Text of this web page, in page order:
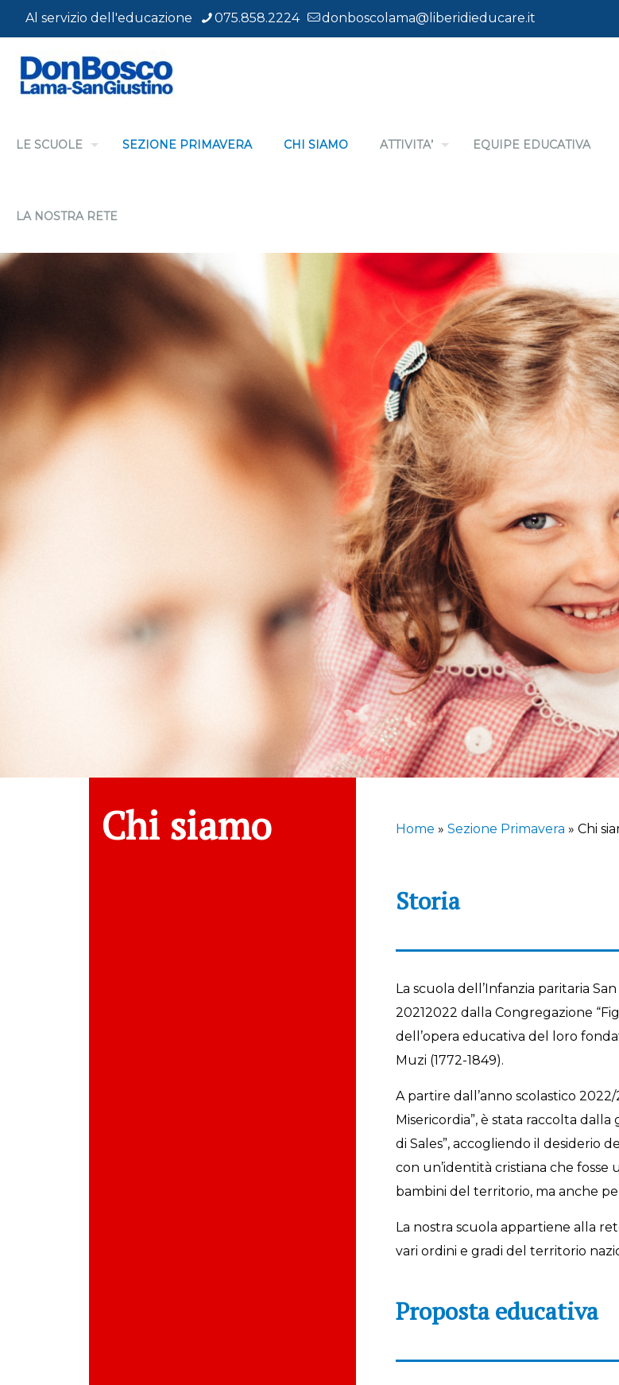
Al servizio dell'educazione 075.858.2224 donboscolama@liberidieducare.it
LE SCUOLE SEZIONE PRIMAVERA CHI SIAMO ATTIVITA’ EQUIPE EDUCATIVA
LA NOSTRA RETE
Chi siamo Home » Sezione Primavera » Chi
Storia
La scuola dell’Infanzia paritaria
20212022 dalla Congregazione
dell’opera educativa del loro
Muzi (1772-1849).
A partire dall’anno scolastico
Misericordia”, è stata raccolta
di Sales”, accogliendo il desiderio
con un’identità cristiana che
bambini del territorio, ma anche
La nostra scuola appartiene alla
vari ordini e gradi del territorio
Proposta educativa